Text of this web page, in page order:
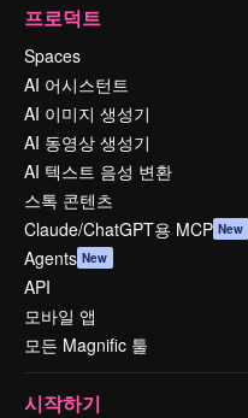
프로덕트
Spaces
AI 어시스턴트
AI 이미지 생성기
AI 동영상 생성기
AI 텍스트 음성 변환
스톡 콘텐츠
Claude/ChatGPT용 MCP New
Agents New
API
모바일 앱
모든 Magnific 툴
시작하기